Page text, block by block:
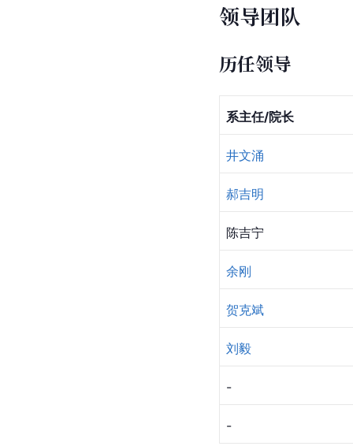
领导团队
历任领导
系主任/院长
井文涌
郝吉明
陈吉宁
余刚
贺克斌
刘毅
-
-